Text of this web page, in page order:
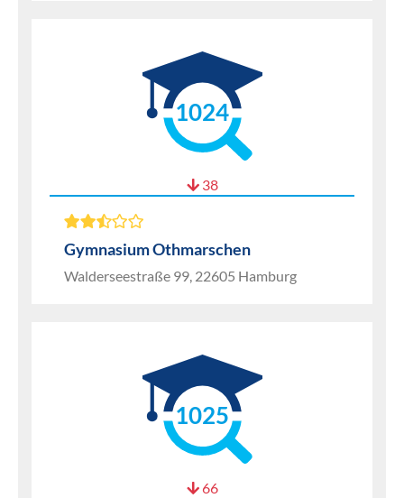
1024
38
Gymnasium Othmarschen
Walderseestraße 99, 22605 Hamburg
1025
66